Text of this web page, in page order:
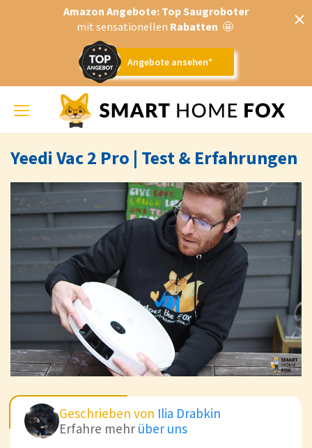
Amazon Angebote: Top Saugroboter
mit sensationellen Rabatten 🤩
Angebote ansehen*
Toggle
navigation
Yeedi Vac 2 Pro | Test & Erfahrungen
Geschrieben von Ilia Drabkin
Erfahre mehr über uns